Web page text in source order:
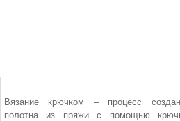
Вязание крючком – процесс
полотна из пряжи с помощью